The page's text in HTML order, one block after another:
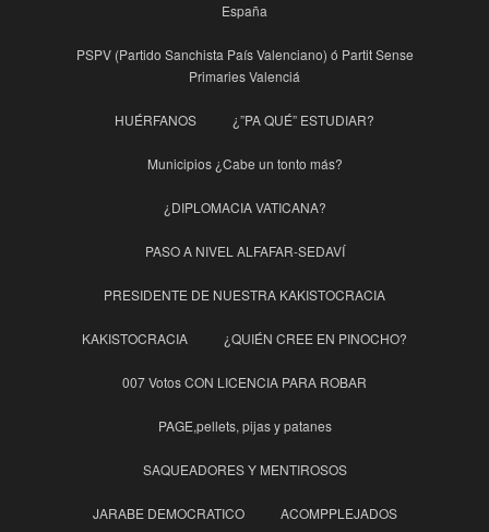
España
PSPV (Partido Sanchista País Valenciano) ó Partit Sense
Primaries Valenciá
HUÉRFANOS ¿”PA QUÉ” ESTUDIAR?
Municipios ¿Cabe un tonto más?
¿DIPLOMACIA VATICANA?
PASO A NIVEL ALFAFAR-SEDAVÍ
PRESIDENTE DE NUESTRA KAKISTOCRACIA
KAKISTOCRACIA ¿QUIÉN CREE EN PINOCHO?
007 Votos CON LICENCIA PARA ROBAR
PAGE,pellets, pijas y patanes
SAQUEADORES Y MENTIROSOS
JARABE DEMOCRATICO ACOMPPLEJADOS